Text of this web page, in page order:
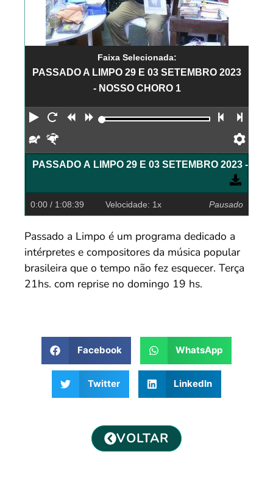
Faixa Selecionada:
PASSADO A LIMPO 29 E 03 SETEMBRO 2023
- NOSSO CHORO 1
Reproduzir
Reiniciar
Retroceder
Avançar Faixa
Devagar
0:00 / 1:08:39 Velocidade: 1x Pausado
Passado a Limpo é um programa dedicado a
intérpretes e compositores da música popular
brasileira que o tempo não fez esquecer. Terça
21hs. com reprise no domingo 19 hs.
Facebook WhatsApp
Twitter LinkedIn
VOLTAR